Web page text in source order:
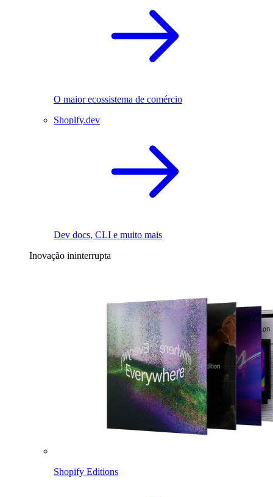
O maior ecossistema de comércio
Shopify.dev
Dev docs, CLI e muito mais
Inovação ininterrupta
Shopify Editions